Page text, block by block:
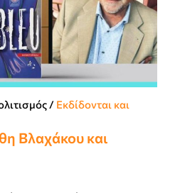
/ Εκδίδονται και
Βλαχάκου και